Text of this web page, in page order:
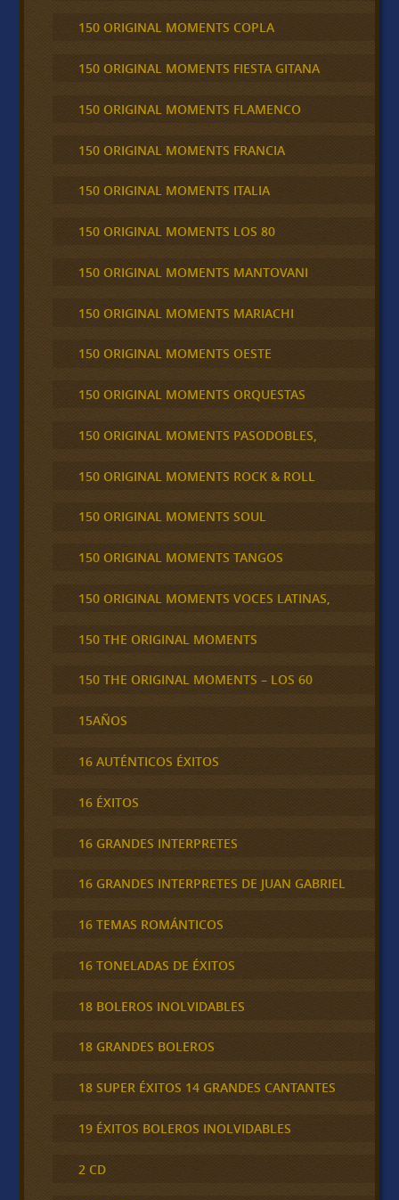
150 ORIGINAL MOMENTS COPLA
150 ORIGINAL MOMENTS FIESTA GITANA
150 ORIGINAL MOMENTS FLAMENCO
150 ORIGINAL MOMENTS FRANCIA
150 ORIGINAL MOMENTS ITALIA
150 ORIGINAL MOMENTS LOS 80
150 ORIGINAL MOMENTS MANTOVANI
150 ORIGINAL MOMENTS MARIACHI
150 ORIGINAL MOMENTS OESTE
150 ORIGINAL MOMENTS ORQUESTAS
150 ORIGINAL MOMENTS PASODOBLES,
150 ORIGINAL MOMENTS ROCK & ROLL
150 ORIGINAL MOMENTS SOUL
150 ORIGINAL MOMENTS TANGOS
150 ORIGINAL MOMENTS VOCES LATINAS,
150 THE ORIGINAL MOMENTS
150 THE ORIGINAL MOMENTS – LOS 60
15AÑOS
16 AUTÉNTICOS ÉXITOS
16 ÉXITOS
16 GRANDES INTERPRETES
16 GRANDES INTERPRETES DE JUAN GABRIEL
16 TEMAS ROMÁNTICOS
16 TONELADAS DE ÉXITOS
18 BOLEROS INOLVIDABLES
18 GRANDES BOLEROS
18 SUPER ÉXITOS 14 GRANDES CANTANTES
19 ÉXITOS BOLEROS INOLVIDABLES
2 CD